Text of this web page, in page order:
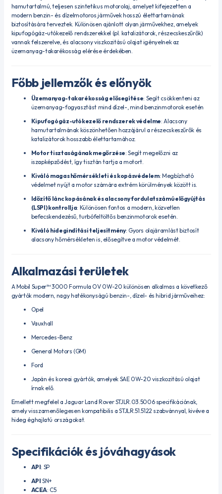
hamutartalmú, teljesen szintetikus motorolaj, amelyet kifejezetten a
modern benzin- és dízelmotoros járművek hosszú élettartamának
biztosítására terveztek. Különösen ajánlott olyan járművekhez, amelyek
kipufogógáz-utókezelő rendszerekkel (pl. katalizátorok, részecskeszűrők)
vannak felszerelve, és alacsony viszkozitású olajat igényelnek az
üzemanyag-takarékosság elérése érdekében.
Főbb jellemzők és előnyök
Üzemanyag-takarékosság elősegítése: Segít csökkenteni az
üzemanyag-fogyasztást mind dízel-, mind benzinmotorok esetén
Kipufogógáz-utókezelő rendszerek védelme:Alacsony
hamutartalmának köszönhetően hozzájárul a részecskeszűrők és
katalizátorok hosszabb élettartamához.
Motor tisztaságának megőrzése:Segít megelőzni az
iszapképződést, így tisztán tartja a motort.
Kiváló magas hőmérsékleti és kopásvédelem:Megbízható
védelmet nyújt a motor számára extrém körülmények között is.
Időzítő lánc kopásának és alacsony fordulatszámú előgyújtás
(LSPI) kontrollja: Különösen fontos a modern, közvetlen
befecskendezésű, turbófeltöltős benzinmotorok esetén.
Kiváló hidegindítási teljesítmény: Gyors olajáramlást biztosít
alacsony hőmérsékleten is, elősegítve a motor védelmét.
Alkalmazási területek
A Mobil Super™ 3000 Formula OV 0W-20 különösen alkalmas a következő
gyártók modern, nagy hatékonyságú benzin-, dízel- és hibrid járműveihez:
Opel
Vauxhall
Mercedes-Benz
General Motors (GM)
Ford
Japán és koreai gyártók, amelyek SAE 0W-20 viszkozitású olajat
írnak elő.
Emellett megfelel a Jaguar Land Rover STJLR.03.5006 specifikációnak,
amely visszamenőlegesen kompatibilis a STJLR.51.5122 szabvánnyal, kivéve a
hideg éghajlatú országokat.
Specifikációk és jóváhagyások
API: SP
API SN+
ACEA: C5